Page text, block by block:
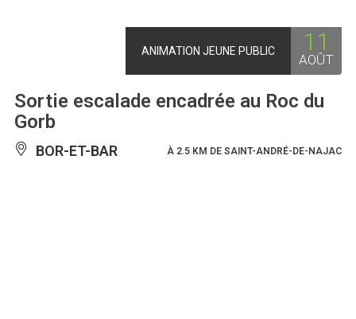
ANIMATION JEUNE PUBLIC 11
AOÛT
Sortie escalade encadrée au Roc du
Gorb
BOR-ET-BAR À 2.5 KM DE SAINT-ANDRÉ-DE-NAJAC